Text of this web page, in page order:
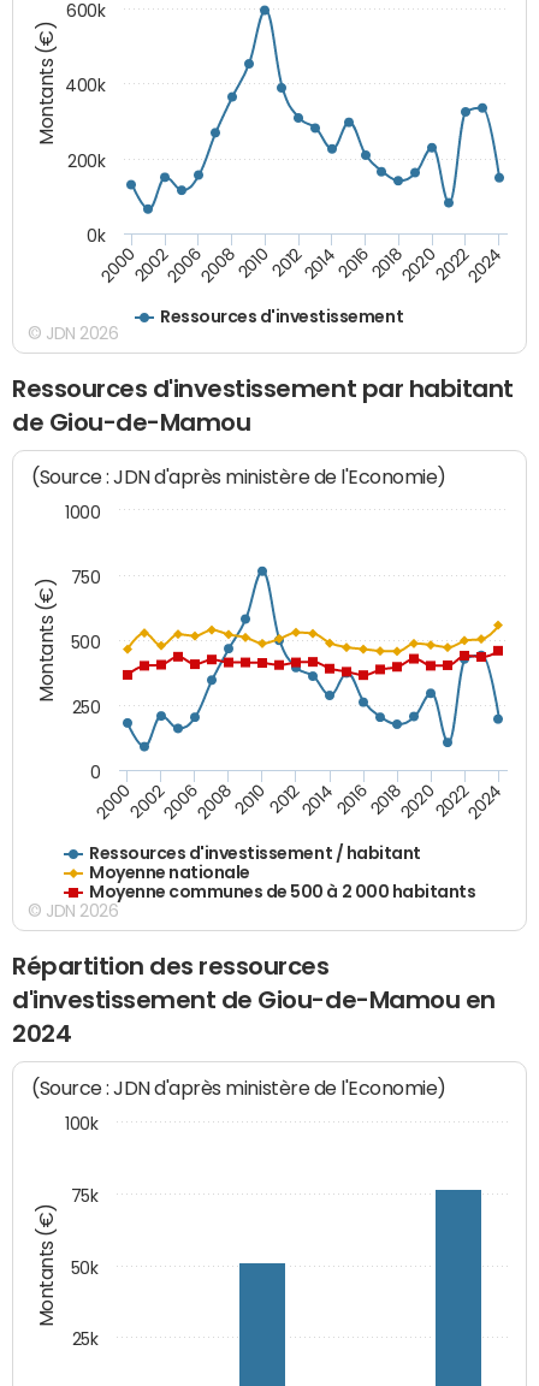
Montants (€)
Ressources d'investissement
200020022006200820102012201420162018202020222024
0k
200k
400k
600k
© JDN 2026
Ressources d'investissement par habitant
de Giou-de-Mamou
Montants (€)
(Source : JDN d'après ministère de l'Economie)
Ressources d'investissement / habitant
Moyenne nationale
Moyenne communes de 500 à 2 000 habitants
200020022006200820102012201420162018202020222024
0
250
500
750
1000
© JDN 2026
Répartition des ressources
d'investissement de Giou-de-Mamou en
2024
Montants (€)
(Source : JDN d'après ministère de l'Economie)
100k
25k
50k
75k